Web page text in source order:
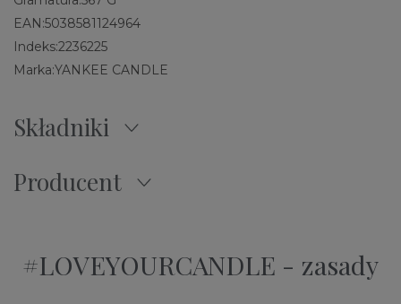
EAN:5038581124964
Indeks:2236225
Marka:YANKEE CANDLE
Składniki
Producent
#LOVEYOURCANDLE - zasady